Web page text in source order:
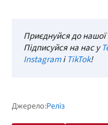
Приєднуйся до нашої
Підписуйся на нас у
InstagramіTikTok!
Джерело:Реліз